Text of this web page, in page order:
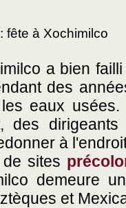
fête à Xochimilco
a bien
des
eaux
des
à
sites
demeure
et